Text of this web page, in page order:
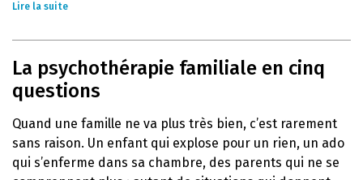
Lire la suite
La psychothérapie familiale en cinq
questions
Quand une famille ne va plus très bien, c’est rarement
sans raison. Un enfant qui explose pour un rien, un ado
qui s’enferme dans sa chambre, des parents qui ne se